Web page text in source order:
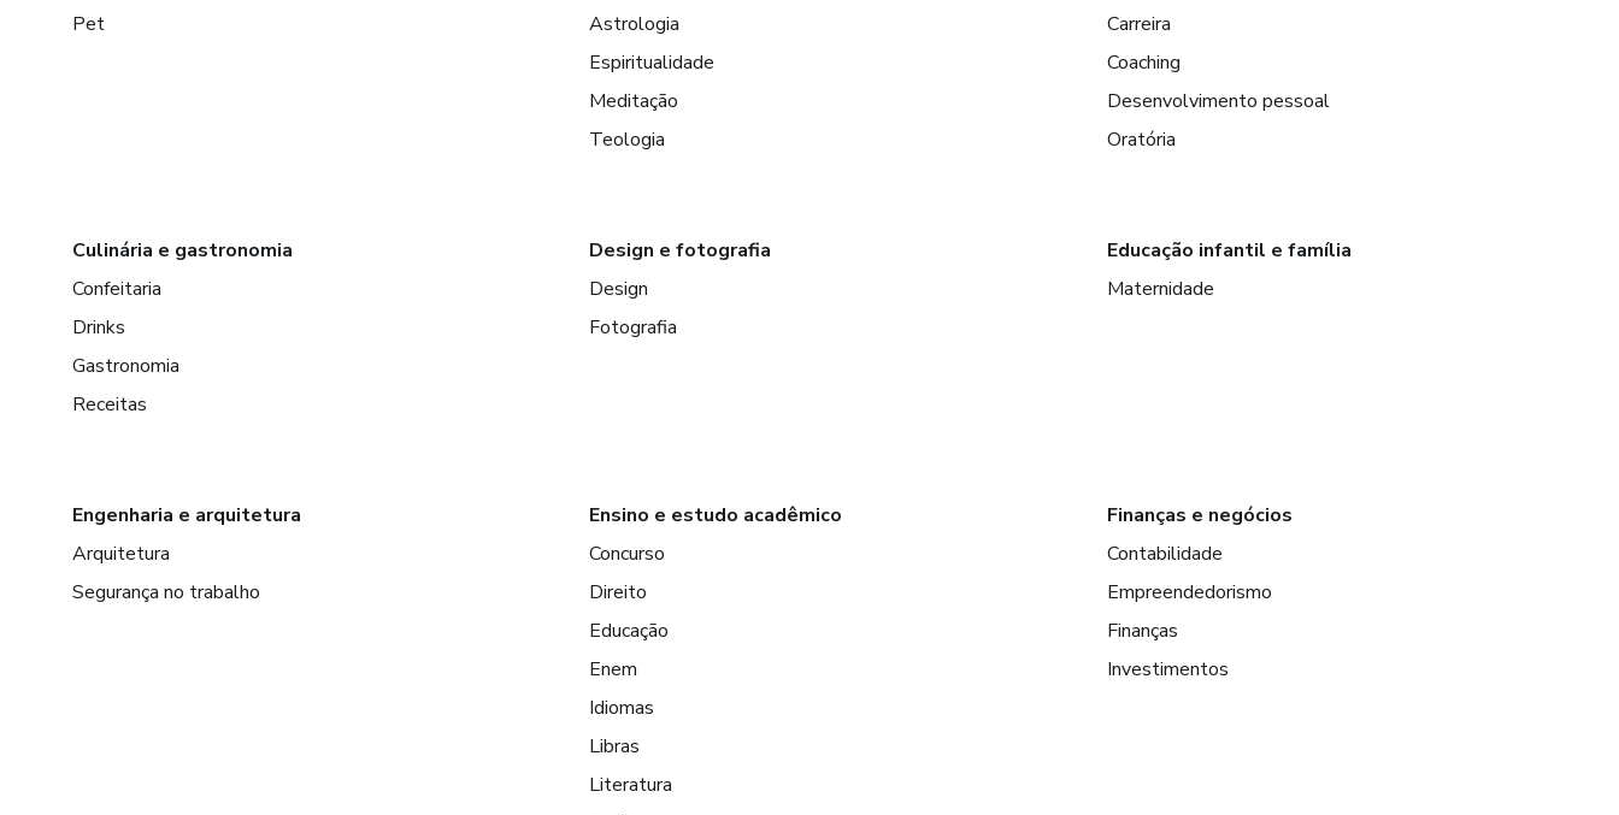
Pet
Astrologia
Espiritualidade
Meditação
Teologia
Carreira
Coaching
Desenvolvimento pessoal
Oratória
Culinária e gastronomia
Confeitaria
Drinks
Gastronomia
Receitas
Design e fotografia
Design
Fotografia
Educação infantil e família
Maternidade
Engenharia e arquitetura
Arquitetura
Segurança no trabalho
Ensino e estudo acadêmico
Concurso
Direito
Educação
Enem
Idiomas
Libras
Literatura
Finanças e negócios
Contabilidade
Empreendedorismo
Finanças
Investimentos